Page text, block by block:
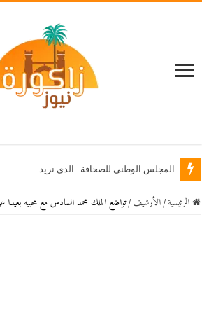
المجلس الوطني للصحافة.. الذي نريد
الرئيسية / اﻷرشيف /تواضع الملك محمد السادس مع محبيه بعيدا